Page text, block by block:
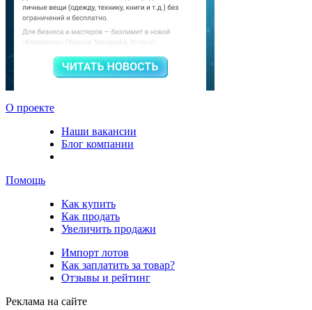
О проекте
Наши вакансии
Блог компании
Помощь
Как купить
Как продать
Увеличить продажи
Импорт лотов
Как заплатить за товар?
Отзывы и рейтинг
Реклама на сайте